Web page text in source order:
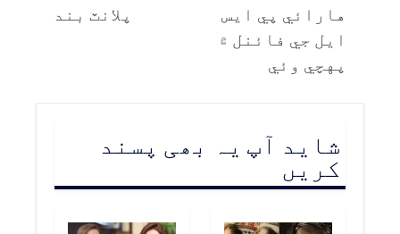
هارائي پي ايس
ايل جي فائنل ۾
پهچي وئي
پلانٽ بند
شاید آپ یہ بھی پسند
کریں